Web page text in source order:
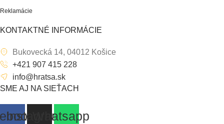
Reklamácie
KONTAKTNÉ INFORMÁCIE
Bukovecká 14, 04012 Košice
+421 907 415 228
info@hratsa.sk
SME AJ NA SIEŤACH
InstagramWhatsapp